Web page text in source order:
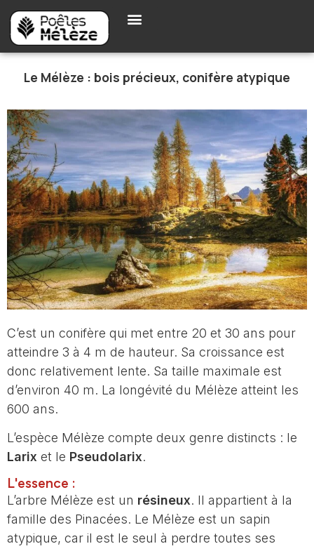
Le Mélèze : bois précieux, conifère atypique
C’est un conifère qui met entre 20 et 30 ans pour
atteindre 3 à 4 m de hauteur. Sa croissance est
donc relativement lente. Sa taille maximale est
d’environ 40 m. La longévité du Mélèze atteint les
600 ans.
L’espèce Mélèze compte deux genre distincts : le
Larix et le Pseudolarix.
L'essence :
L’arbre Mélèze est un résineux. Il appartient à la
famille des Pinacées. Le Mélèze est un sapin
atypique, car il est le seul à perdre toutes ses